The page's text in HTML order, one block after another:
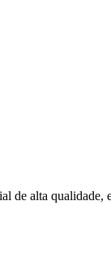
alta qualidade,